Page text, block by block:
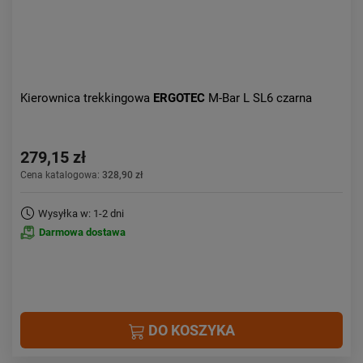
Kierownica trekkingowa ERGOTEC M-Bar L SL6 czarna
279,15 zł
Cena katalogowa: 328,90 zł
Wysyłka w: 1-2 dni
Darmowa dostawa
DO KOSZYKA